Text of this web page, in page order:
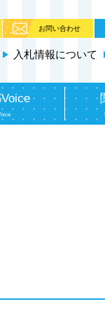
お問い合わせ
入札情報について